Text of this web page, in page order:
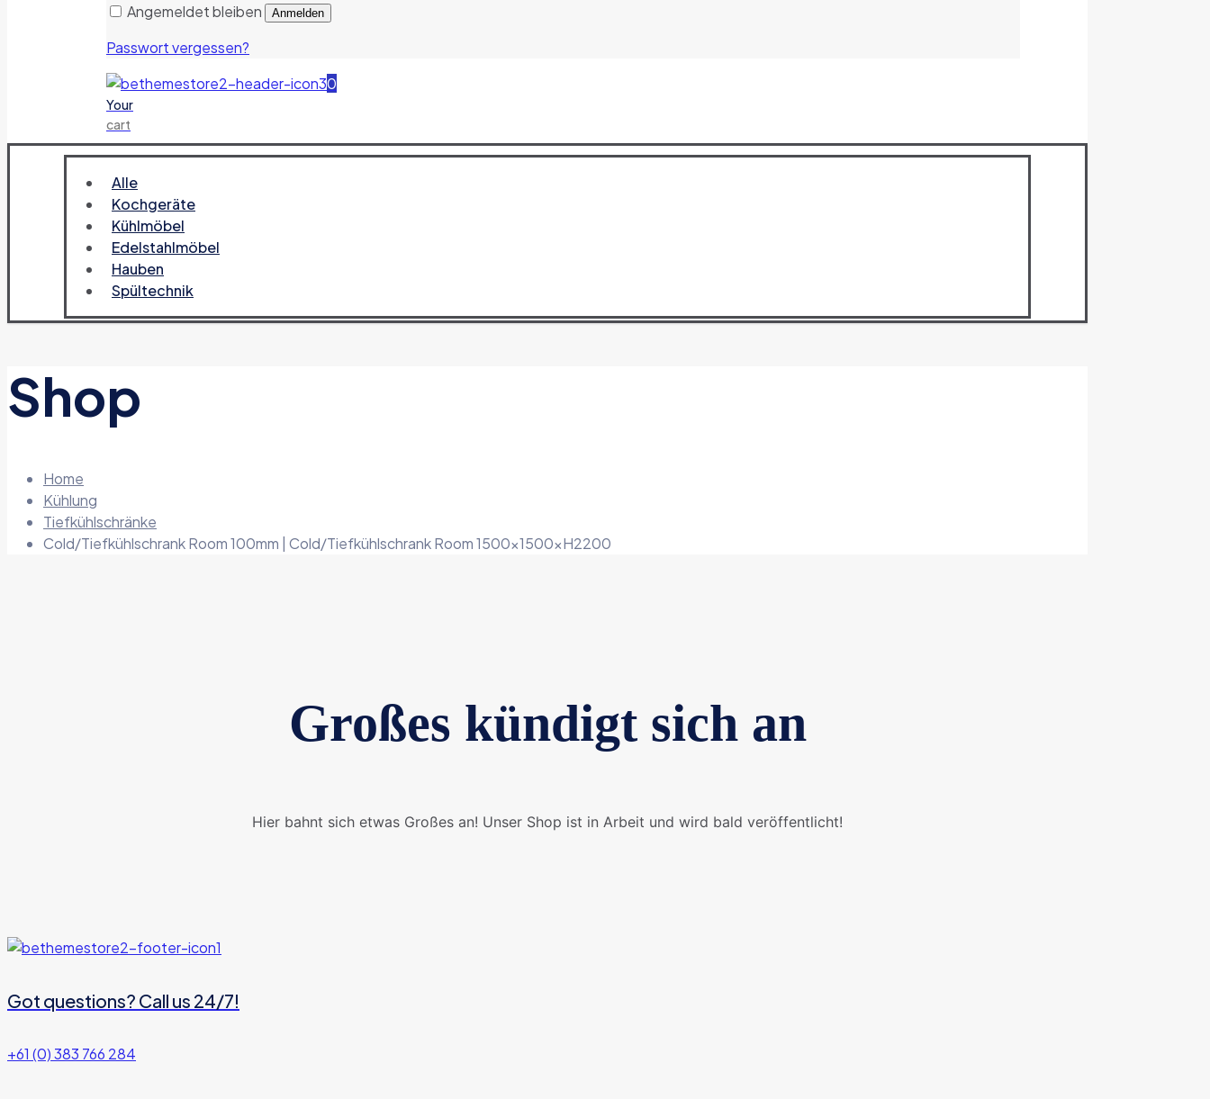
Angemeldet bleiben
Anmelden
Passwort vergessen?
0
Your
cart
Alle
Kochgeräte
Kühlmöbel
Edelstahlmöbel
Hauben
Spültechnik
Shop
Home
Kühlung
Tiefkühlschränke
Cold/Tiefkühlschrank Room 100mm | Cold/Tiefkühlschrank Room 1500x1500xH2200
Großes kündigt sich an
Hier bahnt sich etwas Großes an! Unser Shop ist in Arbeit und wird bald veröffentlicht!
Got questions? Call us 24/7!
+61 (0) 383 766 284